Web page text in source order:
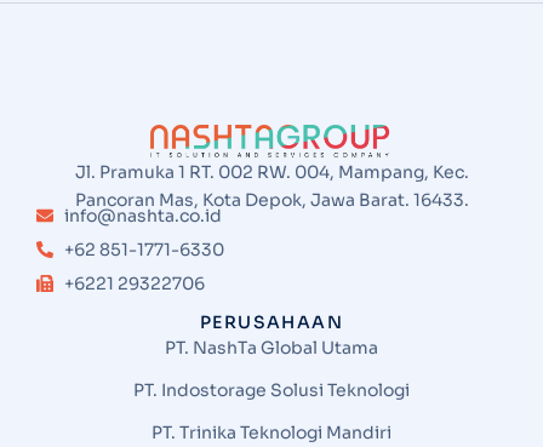
Jl. Pramuka 1 RT. 002 RW. 004, Mampang, Kec.
Pancoran Mas, Kota Depok, Jawa Barat. 16433.
info@nashta.co.id
+62 851-1771-6330
+6221 29322706
PERUSAHAAN
PT. NashTa Global Utama
PT. Indostorage Solusi Teknologi
PT. Trinika Teknologi Mandiri